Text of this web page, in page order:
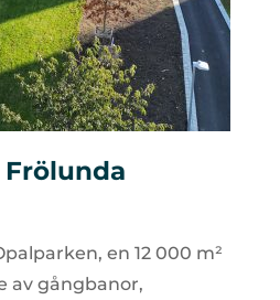
en 12 000 m²
av gångbanor,